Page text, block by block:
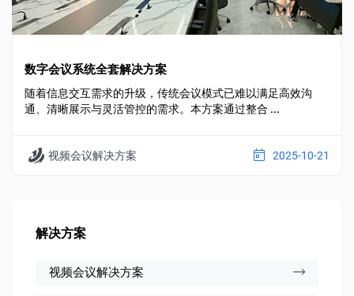
数字会议系统全套解决方案
随着信息交互需求的升级，传统会议模式已难以满足高效沟
通、清晰展示与灵活管控的需求。本方案通过整合 ...
视频会议解决方案 2025-10-21
解决方案
视频会议解决方案